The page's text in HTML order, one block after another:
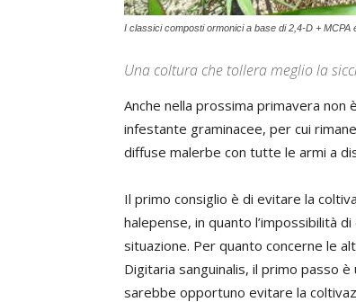
I classici composti ormonici a base di 2,4-D +
Una coltura che tollera meglio la
Anche nella prossima primavera non
infestante graminacee, per cui
diffuse malerbe con tutte le armi a
Il primo consiglio è di evitare la
halepense, in quanto l’impossibilità
situazione. Per quanto concerne le
Digitaria sanguinalis, il primo passo
sarebbe opportuno evitare la